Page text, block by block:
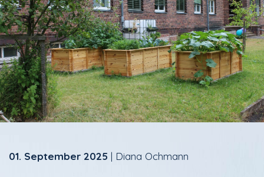
01. September 2025 | Diana Ochmann